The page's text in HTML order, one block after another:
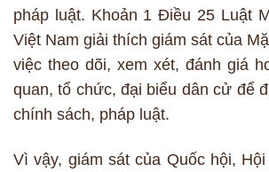
pháp luật. Khoản 1 Điều 25 Luật
Việt Nam giải thích giám sát của
việc theo dõi, xem xét, đánh giá
quan, tổ chức, đại biểu dân cử để
chính sách, pháp luật.
Vì vậy, giám sát của Quốc hội,